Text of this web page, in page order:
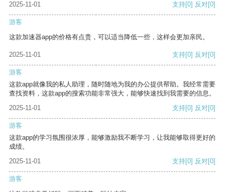
2025-11-01 支持[0] 反对[0]
游客
这款加速器app的价格有点贵，可以适当降低一些，这样会更加亲民。
2025-11-01 支持[0] 反对[0]
游客
这款app就像我的私人助理，随时随地为我的办公提供帮助。我经常需要
查找资料，这款app的搜索功能非常强大，能够快速找到我需要的信息。
2025-11-01
支持[0] 反对[0]
游客
这款app的学习氛围很浓厚，能够激励我不断学习，让我能够取得更好的
成绩。
2025-11-01
支持[0] 反对[0]
游客